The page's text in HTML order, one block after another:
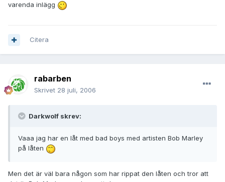
varenda inlägg
Citera
rabarben
Skrivet 28 juli, 2006
Darkwolf skrev:
Vaaa jag har en låt med bad boys med artisten Bob Marley
på låten
Men det är väl bara någon som har rippat den låten och tror att